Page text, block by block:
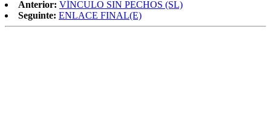
Anterior: VÍNCULO SIN PECHOS (SL)
Seguinte: ENLACE FINAL(E)